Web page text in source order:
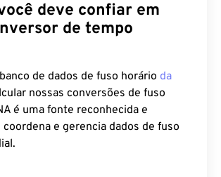
deve confiar em
de tempo
de dados de fuso horário da
nossas conversões de fuso
é uma fonte reconhecida e
e gerencia dados de fuso